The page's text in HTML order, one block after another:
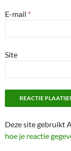
E-mail *
Site
Deze site gebruikt
hoe je reactie